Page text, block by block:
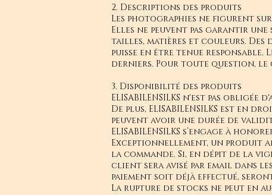
2. Descriptions des produits
Les photographies ne figurent
Elles ne peuvent pas garantir
tailles, matières et couleurs. Des
puisse en être tenue responsable.
derniers. Pour toute question,
3. Disponibilité des produits
ELISABILENSILKS n'est pas
De plus, ELISABILENSILKS est en
peuvent avoir une durée de
ELISABILENSILKS s’engage à
Exceptionnellement, un produit
la commande. Si, en dépit de la
client sera avisé par email dans
paiement soit déjà effectué,
La rupture de stocks ne peut en